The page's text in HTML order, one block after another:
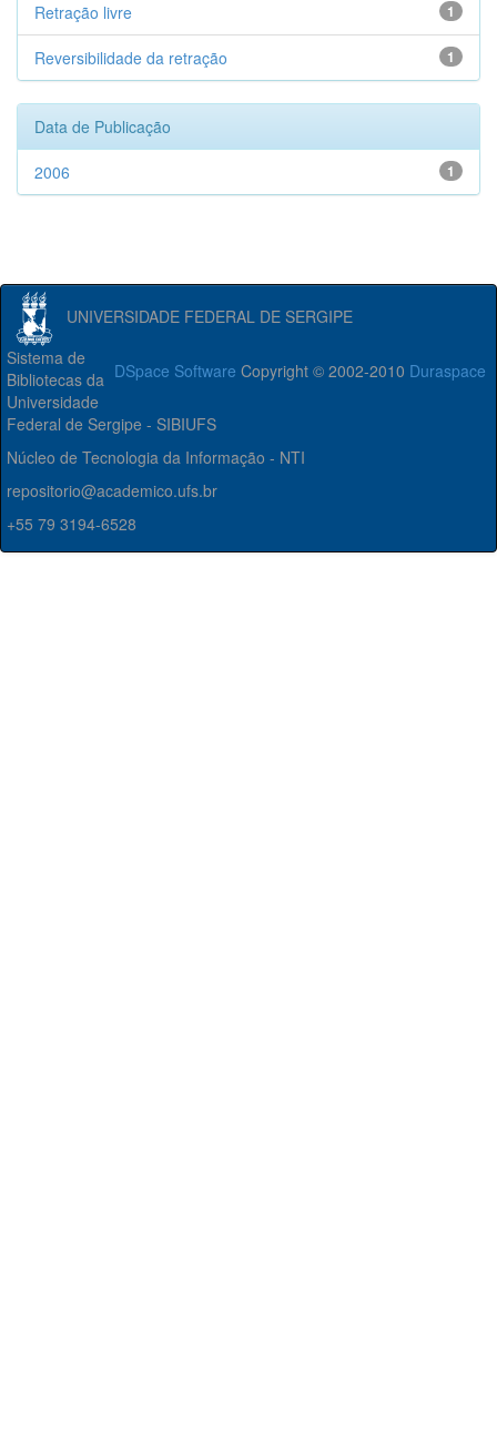
1
Retração livre
1
Reversibilidade da retração
Data de Publicação
1
2006
UNIVERSIDADE FEDERAL DE SERGIPE
DSpace Software Copyright © 2002-2010 Duraspace
Sistema de
Bibliotecas da
Universidade
Federal de Sergipe - SIBIUFS
Núcleo de Tecnologia da Informação - NTI
repositorio@academico.ufs.br
+55 79 3194-6528